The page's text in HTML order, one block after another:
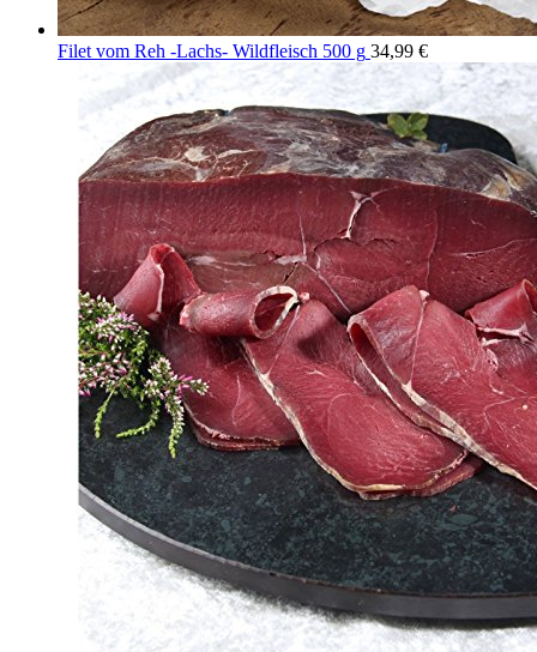
Filet vom Reh -Lachs- Wildfleisch 500 g 34,99 €